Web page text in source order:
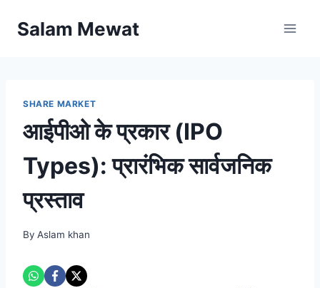
Salam Mewat
SHARE MARKET
आईपीओ के प्रकार (IPO
Types): प्रारंभिक सार्वजनिक
प्रस्ताव
By Aslam khan